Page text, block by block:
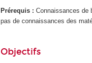
Prérequis : Connaissances de
pas de connaissances des
Objectifs